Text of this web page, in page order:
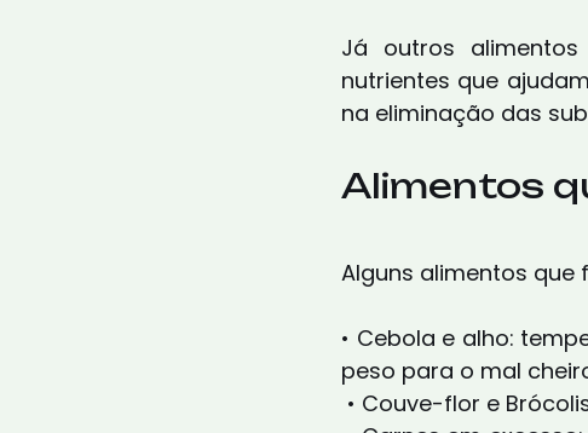
Já outros
nutrientes que
na eliminação das
Alimentos
Alguns alimentos
• Cebola e alho:
peso para o mal
• Couve-flor e